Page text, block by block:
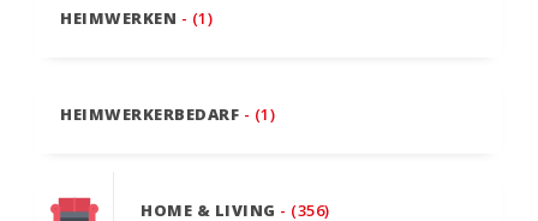
HEIMWERKEN - (1)
HEIMWERKERBEDARF - (1)
HOME & LIVING - (356)